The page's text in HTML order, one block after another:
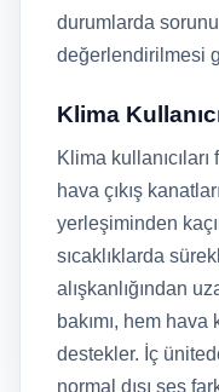
durumlarda
değerlendirilmesi
Klima
Klima
hava çıkış
yerleşiminden
sıcaklıklarda
alışkanlığından
bakımı, hem
destekler. İç
normal dışı ses